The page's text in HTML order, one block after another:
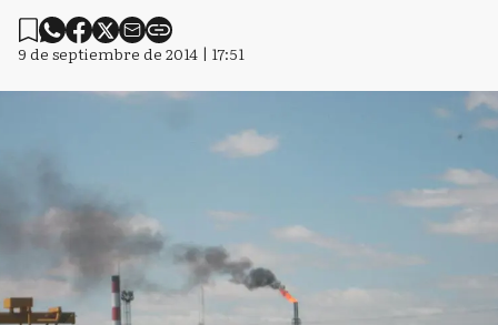
9 de septiembre de 2014 | 17:51